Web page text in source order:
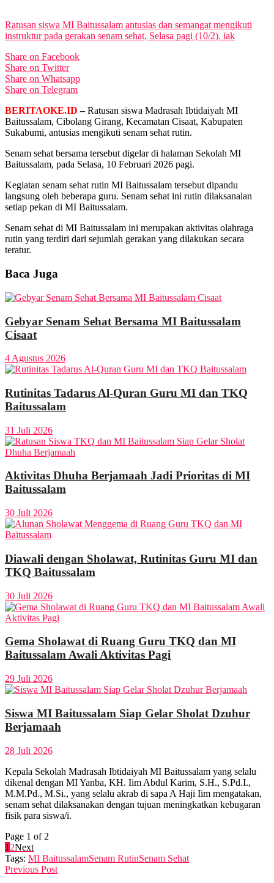
Ratusan siswa MI Baitussalam antusias dan semangat mengikuti
instruktur pada gerakan senam sehat, Selasa pagi (10/2). iak
Share on Facebook
Share on Twitter
Share on Whatsapp
Share on Telegram
BERITAOKE.ID –Ratusan siswa Madrasah Ibtidaiyah MI
Baitussalam, Cibolang Girang, Kecamatan Cisaat, Kabupaten
Sukabumi, antusias mengikuti senam sehat rutin.
Senam sehat bersama tersebut digelar di halaman Sekolah MI
Baitussalam, pada Selasa, 10 Februari 2026 pagi.
Kegiatan senam sehat rutin MI Baitussalam tersebut dipandu
langsung oleh beberapa guru. Senam sehat ini rutin dilaksanalan
setiap pekan di MI Baitussalam.
Senam sehat di MI Baitussalam ini merupakan aktivitas olahraga
rutin yang terdiri dari sejumlah gerakan yang dilakukan secara
teratur.
Baca Juga
Gebyar Senam Sehat Bersama MI Baitussalam
Cisaat
4 Agustus 2026
Rutinitas Tadarus Al-Quran Guru MI dan TKQ
Baitussalam
31 Juli 2026
Aktivitas Dhuha Berjamaah Jadi Prioritas di MI
Baitussalam
30 Juli 2026
Diawali dengan Sholawat, Rutinitas Guru MI dan
TKQ Baitussalam
30 Juli 2026
Gema Sholawat di Ruang Guru TKQ dan MI
Baitussalam Awali Aktivitas Pagi
29 Juli 2026
Siswa MI Baitussalam Siap Gelar Sholat Dzuhur
Berjamaah
28 Juli 2026
Kepala Sekolah Madrasah Ibtidaiyah MI Baitussalam yang selalu
dikenal dengan MI Yanba, KH. Iim Abdul Karim, S.H., S.Pd.I.,
M.M.Pd., M.Si., yang selalu akrab di sapa A Haji Iim mengatakan,
senam sehat dilaksanakan dengan tujuan meningkatkan kebugaran
fisik para siswa/i.
Page 1 of 2
1 2Next
Tags: MI BaitussalamSenam RutinSenam Sehat
Previous Post